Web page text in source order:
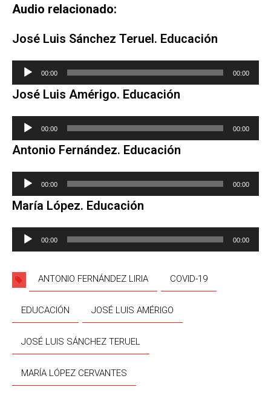
Audio relacionado:
José Luis Sánchez Teruel. Educación
Reproductor
audio
00:00 00:00
José Luis Amérigo. Educación
Reproductor
audio
00:00 00:00
Antonio Fernández. Educación
Reproductor
audio
00:00 00:00
María López. Educación
Reproductor
00:00 00:00
ANTONIO FERNÁNDEZ LIRIA COVID-19
EDUCACIÓN JOSÉ LUIS AMÉRIGO
JOSÉ LUIS SÁNCHEZ TERUEL
MARÍA LÓPEZ CERVANTES